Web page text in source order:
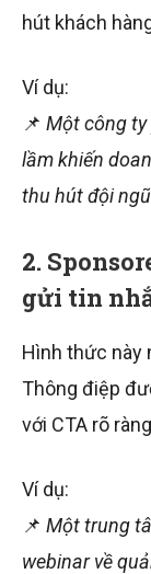
hút khách
Ví dụ:
📌 Một công ty
lầm khiến
thu hút đội
2.
gửi tin
Hình thức này
Thông điệp
với CTA rõ
Ví dụ:
📌 Một trung
webinar về